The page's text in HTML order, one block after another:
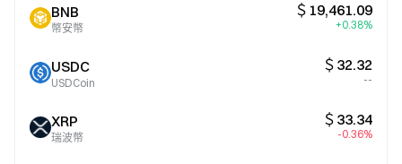
BNB
幣安幣
＄19,461.09
+0.38%
USDC
USDCoin
＄32.32
--
XRP
瑞波幣
＄33.34
-0.36%